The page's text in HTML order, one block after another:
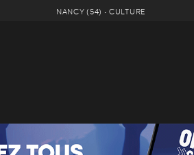
NANCY (54) • CULTURE